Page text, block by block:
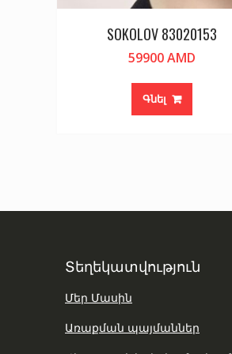
SOKOLOV 83020153
59900AMD
Գնել
Տեղեկատվություն
Մեր Մասին
Առաքման պայմաններ